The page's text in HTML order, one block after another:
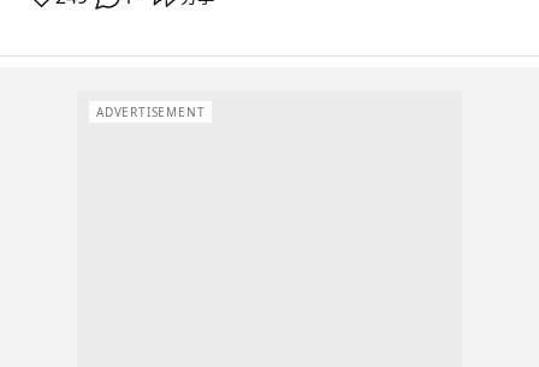
ADVERTISEMENT